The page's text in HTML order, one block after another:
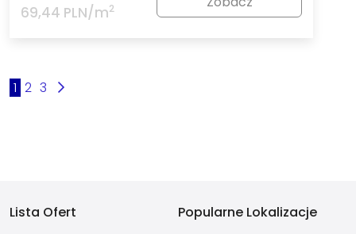
69,44 PLN/m2
1 2 3
Lista Ofert
Popularne Lokalizacje